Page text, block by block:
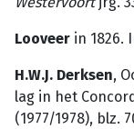
Looveer in 1826.
H.W.J. Derksen,
lag in het
(1977/1978), blz.